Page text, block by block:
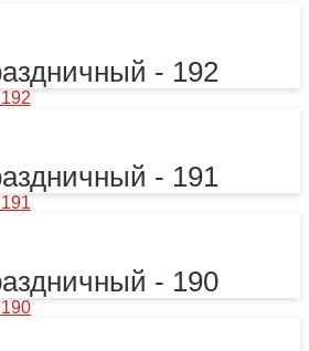
- 192
- 191
- 190